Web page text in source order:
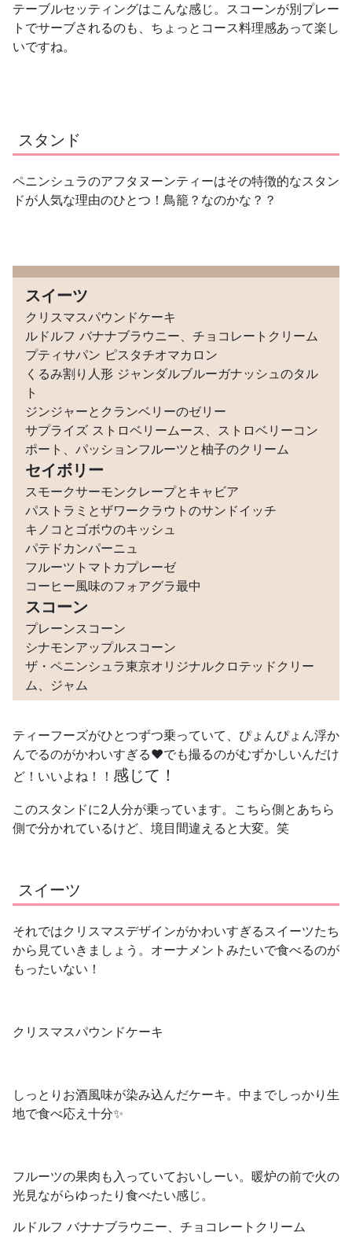
テーブルセッティングはこんな感じ。スコーンが別プレー
トでサーブされるのも、ちょっとコース料理感あって楽し
いですね。
スタンド
ペニンシュラのアフタヌーンティーはその特徴的なスタン
ドが人気な理由のひとつ！鳥籠？なのかな？？
スイーツ
クリスマスパウンドケーキ
ルドルフ バナナブラウニー、チョコレートクリーム
プティサパン ピスタチオマカロン
くるみ割り人形 ジャンダルブルーガナッシュのタル
ト
ジンジャーとクランベリーのゼリー
サプライズ ストロベリームース、ストロベリーコン
ポート、パッションフルーツと柚子のクリーム
セイボリー
スモークサーモンクレープとキャビア
パストラミとザワークラウトのサンドイッチ
キノコとゴボウのキッシュ
パテドカンパーニュ
フルーツトマトカプレーゼ
コーヒー風味のフォアグラ最中
スコーン
プレーンスコーン
シナモンアップルスコーン
ザ・ペニンシュラ東京オリジナルクロテッドクリー
ム、ジャム
ティーフーズがひとつずつ乗っていて、ぴょんぴょん浮か
んでるのがかわいすぎる❤️でも撮るのがむずかしいんだけ
ど！いいよね！！ 感じて！
このスタンドに2人分が乗っています。こちら側とあちら
側で分かれているけど、境目間違えると大変。笑
スイーツ
それではクリスマスデザインがかわいすぎるスイーツたち
から見ていきましょう。オーナメントみたいで食べるのが
もったいない！
クリスマスパウンドケーキ
しっとりお酒風味が染み込んだケーキ。中までしっかり生
地で食べ応え十分✨
フルーツの果肉も入っていておいしーい。暖炉の前で火の
光見ながらゆったり食べたい感じ。
ルドルフ バナナブラウニー、チョコレートクリーム